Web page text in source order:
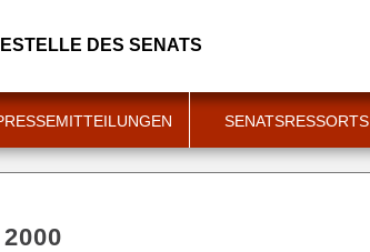
DES SENATS
SENATSRESSORTS